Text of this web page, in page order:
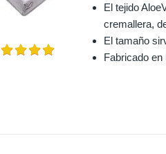
El tejido
cremallera,
El tamaño
Fabricado